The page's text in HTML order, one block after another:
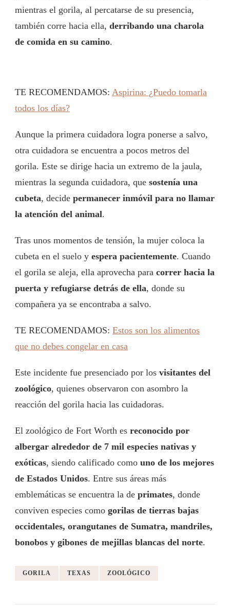
mientras el gorila, al percatarse de su presencia,
también corre hacia ella, derribando una charola
de comida en su camino.
TE RECOMENDAMOS: Aspirina: ¿Puedo tomarla
todos los días?
Aunque la primera cuidadora logra ponerse a salvo,
otra cuidadora se encuentra a pocos metros del
gorila. Este se dirige hacia un extremo de la jaula,
mientras la segunda cuidadora, que sostenía una
cubeta, decide permanecer inmóvil para no llamar
la atención del animal.
Tras unos momentos de tensión, la mujer coloca la
cubeta en el suelo y espera pacientemente. Cuando
el gorila se aleja, ella aprovecha para correr hacia la
puerta y refugiarse detrás de ella, donde su
compañera ya se encontraba a salvo.
TE RECOMENDAMOS: Estos son los alimentos
que no debes congelar en casa
Este incidente fue presenciado por los visitantes del
zoológico, quienes observaron con asombro la
reacción del gorila hacia las cuidadoras.
El zoológico de Fort Worth es reconocido por
albergar alrededor de 7 mil especies nativas y
exóticas, siendo calificado como uno de los mejores
de Estados Unidos. Entre sus áreas más
emblemáticas se encuentra la de primates, donde
conviven especies como gorilas de tierras bajas
occidentales, orangutanes de Sumatra, mandriles,
bonobos y gibones de mejillas blancas del norte.
GORILA TEXAS ZOOLÓGICO